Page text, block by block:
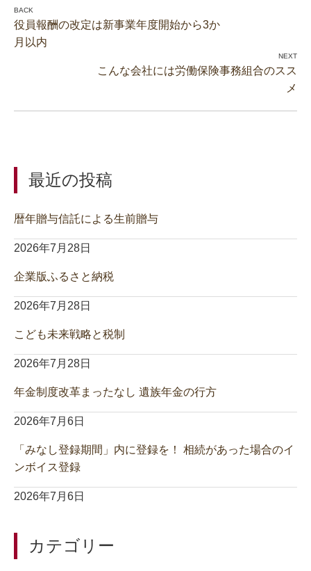
役員報酬の改定は新事業年度開始から3か
月以内
こんな会社には労働保険事務組合のスス
メ
最近の投稿
暦年贈与信託による生前贈与
2026年7月28日
企業版ふるさと納税
2026年7月28日
こども未来戦略と税制
2026年7月28日
年金制度改革まったなし 遺族年金の行方
2026年7月6日
「みなし登録期間」内に登録を！ 相続があった場合のイ
ンボイス登録
2026年7月6日
カテゴリー